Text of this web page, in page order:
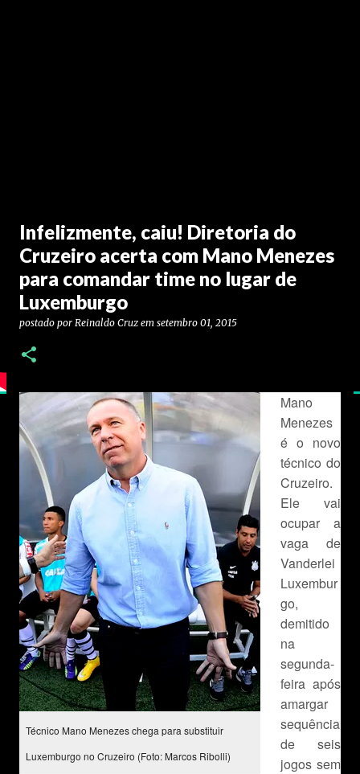
Infelizmente, caiu! Diretoria do
Cruzeiro acerta com Mano Menezes
para comandar time no lugar de
Luxemburgo
postado por Reinaldo Cruz em setembro 01, 2015
Técnico Mano Menezes chega para substituir
Luxemburgo no Cruzeiro (Foto: Marcos Ribolli)
Mano
Menezes
é o novo
técnico do
Cruzeiro.
Ele vai
ocupar a
vaga de
Vanderlei
Luxembur
go,
demitido
na
segunda-
feira após
amargar
sequência
de seis
jogos sem